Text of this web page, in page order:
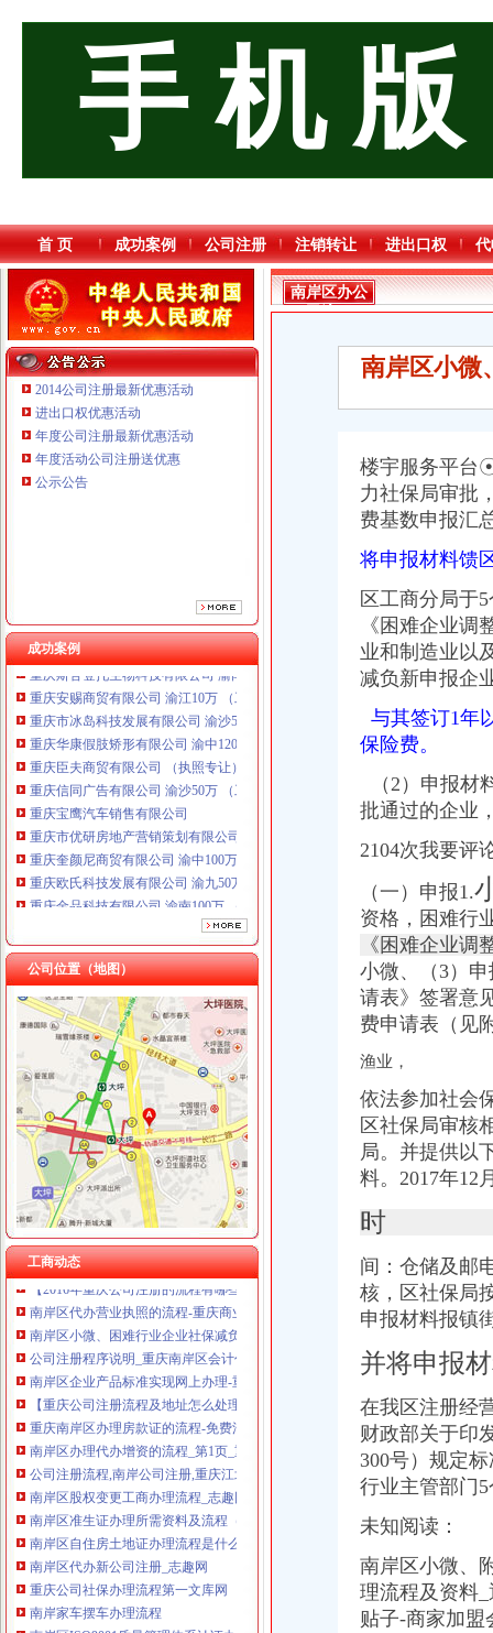
手 机 版
首 页 成功案例 公司注册 注销转让 进出口权
2014公司注册最新优惠活动
进出口权优惠活动
年度公司注册最新优惠活动
年度活动公司注册送优惠
公示公告
成功案例
重庆欧氏科技发展有限公司 渝九50万 （进出口权）
重庆金品科技有限公司 渝南100万 （进出口权）
重庆斯苔登托生物科技有限公司 渝南10万 （工商注册）
重庆安赐商贸有限公司 渝江10万 （工商注册）
重庆市冰岛科技发展有限公司 渝沙50万 （进出口权）
重庆华康假肢矫形有限公司 渝中120万 （增资）
重庆臣夫商贸有限公司 （执照专让）
重庆信同广告有限公司 渝沙50万 （工商注册）
重庆宝鹰汽车销售有限公司
重庆市优研房地产营销策划有限公司
重庆奎颜尼商贸有限公司 渝中100万 （工商注册）
重庆欧氏科技发展有限公司 渝九50万 （进出口权）
重庆金品科技有限公司 渝南100万 （进出口权）
重庆安赐商贸有限公司 渝江10万 （工商注册）
重庆市冰岛科技发展有限公司 渝沙50万 （进出口权）
重庆华康假肢矫形有限公司 渝中120万 （增资）
公司位置（地图）
工商动态
南岸区办公司流程
重庆南岸二手房过户流程简单很多出错明显降低_佛山房地产_房掌柜
南宁市邕江综合整和开发利用工程（南岸：五象大道北兴斌沙场-三
押业务主任_重庆两江新区领达有限公司招聘信息—
【58同城】南岸街道流程策划庆公司价格5000-元_南岸街道
南岸区企业产品标准实现网上办理-重庆市南岸区人民
南岸区求职招聘办事流程图-重庆市南岸区人民
【2016年重庆公司注册的流程有哪些？】-南岸南坪易登网
南岸区代办营业执照的流程-重庆商业街-重庆购物狂
南岸区小微、困难行业企业社保减负新申报企业办理流程及资料_通知
公司注册程序说明_重庆南岸区会计代帐_新浪博客
南岸区企业产品标准实现网上办理-重庆市南岸区人民
【重庆公司注册流程及地址怎么处理】价格,厂家,公司注册服务-搜
重庆南岸区办理房款证的流程-免费法律咨询-华律网
南岸区办理代办增资的流程_第1页_重庆焦点_媒体_西祠胡同
公司注册流程,南岸公司注册,重庆江北助工商咨询_志趣网
南岸区股权变更工商办理流程_志趣网
南岸区准生证办理所需资料及流程（来自网友分享）-重庆妈妈帮-妈
南岸区自住房土地证办理流程是什么？要什么材料-房天下买房知识
南岸区代办新公司注册_志趣网
重庆公司社保办理流程第一文库网
南岸家车摆车办理流程
南岸区ISO9001质量管理体系认证办理流程
南岸区办公
司流程
南岸区小微
楼宇服务平台
力社保局审批
费基数申报
将申报材料馈
区工商分局于
《困难企业
业和制造业以
减负新申报企
与其签订1年
保险费。
（2）申报材
批通过的企业
2104次我要评
（一）申报1.
资格，困难行
《困难企业
小微、（3）
请表》签署意
费申请表（见
渔业，
依法参加社会
区社保局审核
局。并提供以
料。 2017年12
时
间：仓储及邮
核，区社保局
申报材料报镇
并将申报
在我区注册经
财政部关于印
300号）规定
行业主管部门
未知阅读：
南岸区小微、
理流程及资料
贴子-商家加